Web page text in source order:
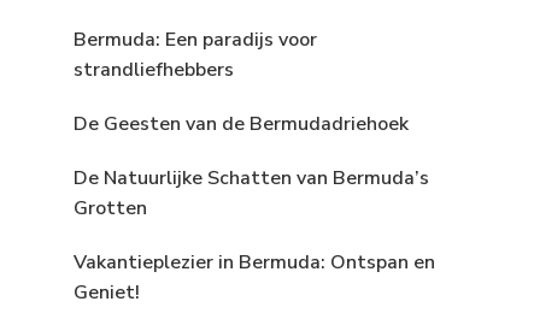
Bermuda: Een paradijs voor
strandliefhebbers
De Geesten van de Bermudadriehoek
De Natuurlijke Schatten van Bermuda’s
Grotten
Vakantieplezier in Bermuda: Ontspan en
Geniet!